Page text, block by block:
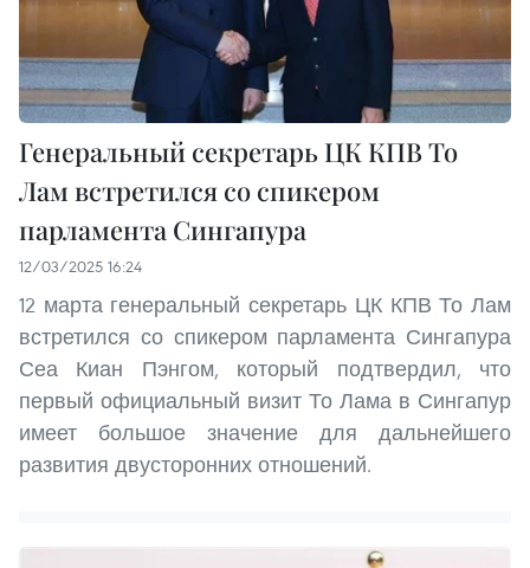
Генеральный секретарь ЦК КПВ То
Лам встретился со спикером
парламента Сингапура
12/03/2025 16:24
12 марта генеральный секретарь ЦК КПВ То Лам
встретился со спикером парламента Сингапура
Сеа Киан Пэнгом, который подтвердил, что
первый официальный визит То Лама в Сингапур
имеет большое значение для дальнейшего
развития двусторонних отношений.